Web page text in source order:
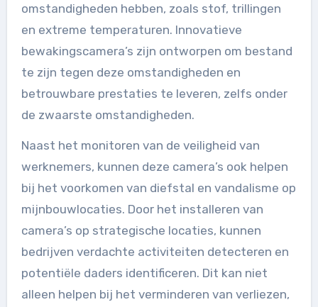
omstandigheden hebben, zoals stof, trillingen
en extreme temperaturen. Innovatieve
bewakingscamera’s zijn ontworpen om bestand
te zijn tegen deze omstandigheden en
betrouwbare prestaties te leveren, zelfs onder
de zwaarste omstandigheden.
Naast het monitoren van de veiligheid van
werknemers, kunnen deze camera’s ook helpen
bij het voorkomen van diefstal en vandalisme op
mijnbouwlocaties. Door het installeren van
camera’s op strategische locaties, kunnen
bedrijven verdachte activiteiten detecteren en
potentiële daders identificeren. Dit kan niet
alleen helpen bij het verminderen van verliezen,